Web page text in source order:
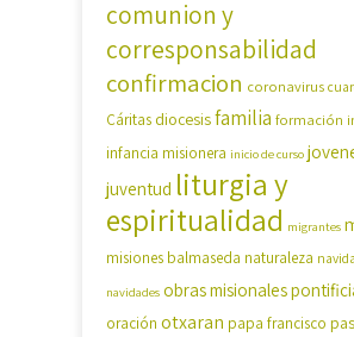
comunion y
corresponsabilidad
confirmacion coronavirus
Cáritas diocesisfamilia formación
infancia misionera inicio de curso
juventud liturgia y
espiritualidad migrantes
misiones balmaseda naturaleza
navidades obras misionales
oración otxaran papa francisco